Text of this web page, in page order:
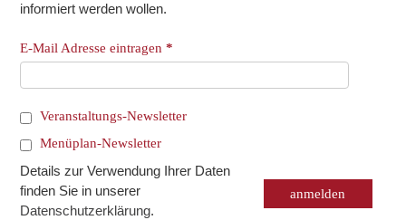
informiert werden wollen.
E-Mail Adresse eintragen*
Veranstaltungs-Newsletter
Menüplan-Newsletter
Details zur Verwendung Ihrer Daten
finden Sie in unserer
Datenschutzerklärung.